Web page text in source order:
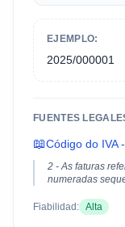
EJEMPLO:
2025/000001
FUENTES
📖Código do IVA
2 - As faturas
numeradas
Fiabilidad: Alta